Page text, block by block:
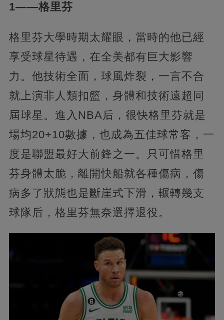
1——格里芬
格里芬大學時期太耀眼，當時的他已經
享受球星待遇，在全美都有巨大影響
力。他技術全面，球風炸裂，一言不合
就上演非人類扣籃，身體和技術遠超同
屆球星。進入NBA后，很快格里芬就是
場均20+10數據，也成為五佳球常客，一
度是聯盟最好大前鋒之一。只可惜格里
芬身體太脆，離開快船就各種傷病，傷
病多了狀態也是斷崖式下滑，輾轉幾支
球隊后，格里芬無奈選擇退役。